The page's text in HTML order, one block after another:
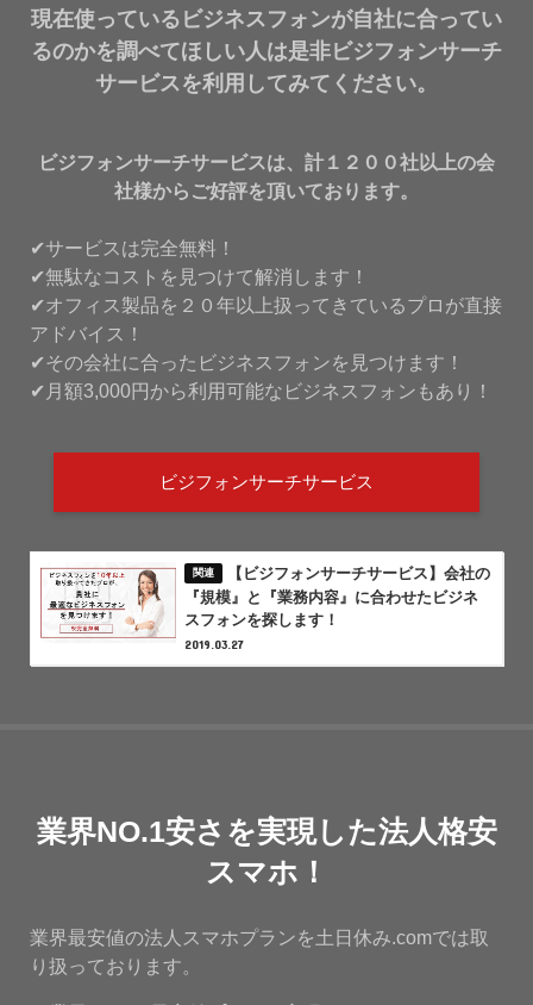
現在使っているビジネスフォンが自社に合ってい
るのかを調べてほしい人は是非ビジフォンサーチ
サービスを利用してみてください。
ビジフォンサーチサービスは、計１２００社以上の会
社様からご好評を頂いております。
✔サービスは完全無料！
✔無駄なコストを見つけて解消します！
✔オフィス製品を２０年以上扱ってきているプロが直接
アドバイス！
✔その会社に合ったビジネスフォンを見つけます！
✔月額3,000円から利用可能なビジネスフォンもあり！
ビジフォンサーチサービス
【ビジフォンサーチサービス】会社の
『規模』と『業務内容』に合わせたビジネ
スフォンを探します！
2019.03.27
業界NO.1安さを実現した法人格安
スマホ！
業界最安値の法人スマホプランを土日休み.comでは取
り扱っております。